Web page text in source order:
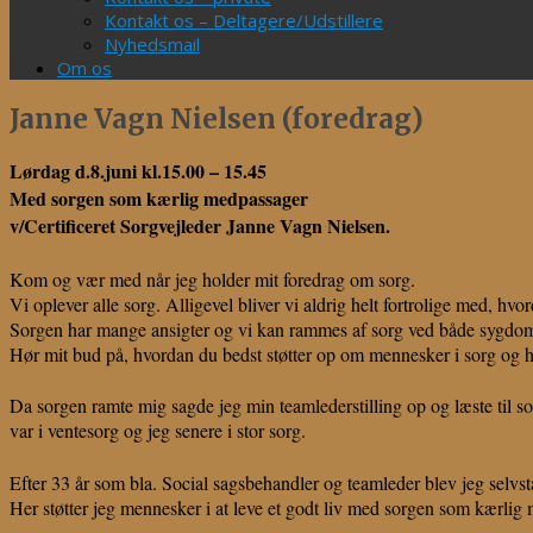
Kontakt os – Deltagere/Udstillere
Nyhedsmail
Om os
Janne Vagn Nielsen (foredrag)
Lørdag d.8.juni kl.15.00 – 15.45
Med sorgen som kærlig medpassager
v/Certificeret Sorgvejleder Janne Vagn Nielsen.
Kom og vær med når jeg holder mit foredrag om sorg.
Vi oplever alle sorg. Alligevel bliver vi aldrig helt fortrolige med,
Sorgen har mange ansigter og vi kan rammes af sorg ved både
Hør mit bud på, hvordan du bedst støtter op om mennesker i sorg
Da sorgen ramte mig sagde jeg min teamlederstilling op og læste til
var i ventesorg og jeg senere i stor sorg.
Efter 33 år som bla. Social sagsbehandler og teamleder blev jeg
Her støtter jeg mennesker i at leve et godt liv med sorgen som kærlig